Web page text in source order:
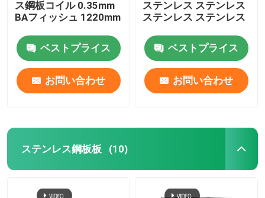
ス鋼板コイル 0.35mm
BAフィッシュ 1220mm
ベストプライス
お問い合わせ
ステンレス ステンレス
ステンレス ステンレス
ベストプライス
お問い合わせ
ステンレス鋼板板 (10)